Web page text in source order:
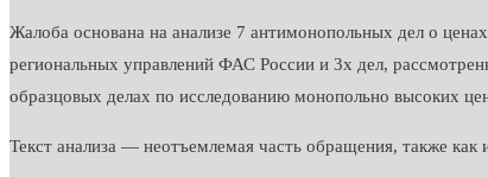
Жалоба основана на анализе 7 антимонопольных дел о
региональных управлений ФАС России и 3х дел,
образцовых делах по исследованию монопольно высоких
Текст анализа — неотъемлемая часть обращения, также